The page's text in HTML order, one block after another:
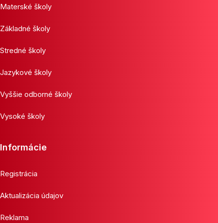
Materské školy
Základné školy
Stredné školy
Jazykové školy
Vyššie odborné školy
Vysoké školy
Informácie
Registrácia
Aktualizácia údajov
Reklama